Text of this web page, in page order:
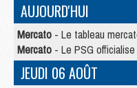
AUJOURD'HUI
Mercato - Le tableau
Mercato - Le PSG officialise
JEUDI 06 AOÛT